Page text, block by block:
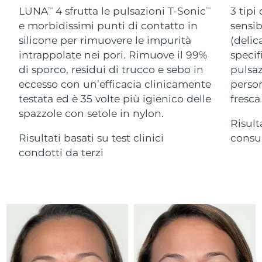
LUNATM 4 sfrutta le pulsazioni T-SonicTM
e morbidissimi punti di contatto in
silicone per rimuovere le impurità
intrappolate nei pori. Rimuove il 99%
di sporco, residui di trucco e sebo in
eccesso con un’efficacia clinicamente
testata ed è 35 volte più igienico delle
spazzole con setole in nylon.
Risultati basati su test clinici
condotti da terzi
3 tipi
For healthy hair
18% PAP
Cosmetici Uomini
Vedi tutto
APP FOREO
Israele Consegna stimata13/08/2026
Italia Consegna stimata 09/08/2026
Giappone Consegna stimata12/08/2026
Jersey Consegna stimata14/08/2026
11/08/2026
Kuwait
Libano Consegna stimata10/08/2026
Lituania Consegna stimata 09/08/2026